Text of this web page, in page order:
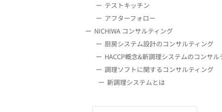
テストキッチン
アフターフォロー
NICHIWA コンサルティング
厨房システム設計のコンサルティング
HACCP概念&新調理システムのコンサル
調理ソフトに関するコンサルティング
新調理システムとは